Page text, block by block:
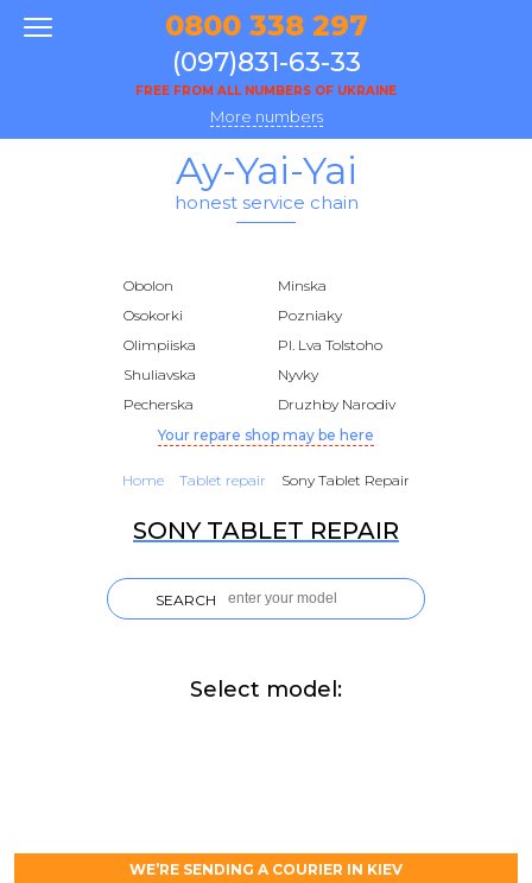
0800 338 297
(097)831-63-33
FREE FROM ALL NUMBERS OF UKRAINE
More numbers
Ay-Yai-Yai
honest service chain
Obolon
Minska
Osokorki
Pozniaky
Olimpiiska
Pl. Lva Tolstoho
Shuliavska
Nyvky
Pecherska
Druzhby Narodiv
Your repare shop may be here
Home Tablet repair Sony Tablet Repair
SONY TABLET REPAIR
SEARCH
Select model:
WE’RE SENDING A COURIER IN KIEV